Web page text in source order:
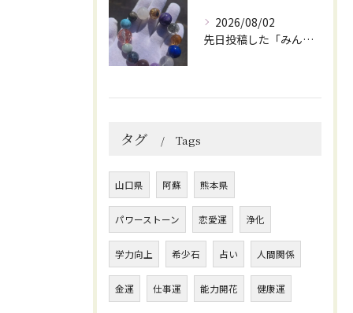
2026/08/02
先日投稿した「みんなを笑顔にしてくれるブレスレット」に
タグ Tags
山口県 阿蘇 熊本県
パワーストーン 恋愛運 浄化
学力向上 希少石 占い 人間関係
金運 仕事運 能力開花 健康運